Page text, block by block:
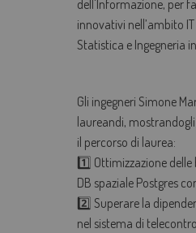
dell'Informazione, per
innovativi nell’ambito
Statistica e Ingegneria
Gli ingegneri Simone
laureandi,
il percorso di laurea:
1️⃣ Ottimizzazione
DB spaziale Postgres
2️⃣ Superare la
nel sistema di